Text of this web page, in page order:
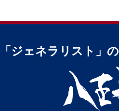
「ジェネラリスト」の